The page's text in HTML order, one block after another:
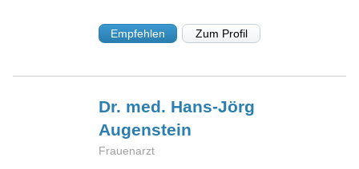
Empfehlen Zum Profil
Dr. med. Hans-Jörg
Augenstein
Frauenarzt